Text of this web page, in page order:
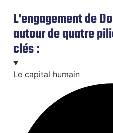
L'engagement de
autour de quatre
clés :
Le capital humain